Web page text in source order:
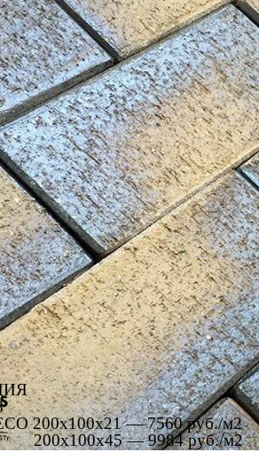
200x100x21 — 7560 руб./м2
— 9984 руб./м2